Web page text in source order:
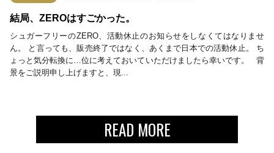
結局、ZEROはすごかった。
シュガーフリーのZERO、活動休止のお知らせをしなくてはなりませ
ん。 と言っても、販売終了ではなく、あくまで日本での活動休止。 ち
ょっと気分転換に…位に考えておいていただけましたら幸いです。 背
景をご説明申し上げますと、現...
READ MORE